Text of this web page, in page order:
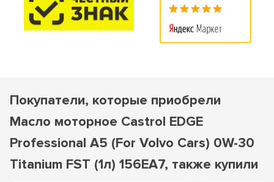
Покупатели, которые приобрели
Масло моторное Castrol EDGE
Professional A5 (For Volvo Cars) 0W-30
Titanium FST (1л) 156EA7, также купили